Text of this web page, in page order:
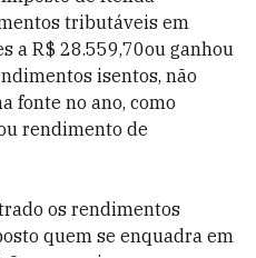
tributáveis em
a R$ 28.559,70ou ganhou
isentos, não
fonte no ano, como
rendimento de
os rendimentos
quem se enquadra em